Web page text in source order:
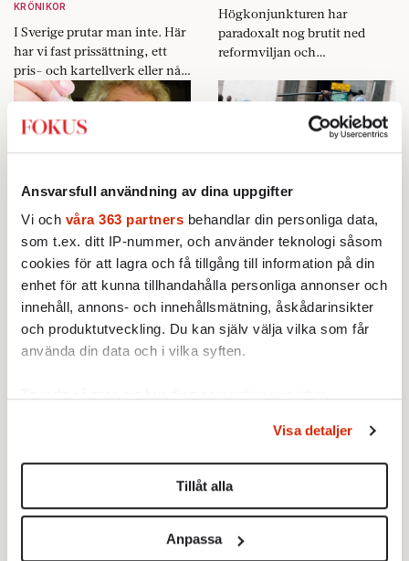
Ansvarsfull användning av dina uppgifter
Vi och våra 363 partners behandlar din personliga data,
som t.ex. ditt IP-nummer, och använder teknologi såsom
cookies för att lagra och få tillgång till information på din
enhet för att kunna tillhandahålla personliga annonser och
innehåll, annons- och innehållsmätning, åskådarinsikter
och produktutveckling. Du kan själv välja vilka som får
använda din data och i vilka syften.
Du kan ändra eller dra tillbaka ditt samtycke när som
helst från cookie-förklaringen.
Vi använder enhetsidentifierare för att anpassa innehållet
för sociala medier och analysera vår trafik. Vi
Visa detaljer
Tillåt alla
Anpassa
KRÖNIKOR
I Sverige prutar man inte. Här
har vi fast prissättning, ett
pris- och kartellverk eller nåt
annat statligt som håller rätt
Högkonjunkturen har
paradoxalt nog brutit ned
reformviljan och
INRIKES
I stället för bensin. Med hjälp
av sol, vatten och alger vill
svenska forskare framställa
miljövänlig vätgas.
30 AUGUSTI 2007
UTRIKES
Humanitär katastrof. I dagens
Zimbabwe är åtta av tio
arbetslösa och
medellivslängden är under 40
år.
biståndsreformer
TIO FRÅGOR
Regeringens biståndsreform